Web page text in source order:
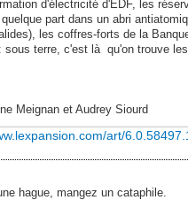
d'électricité d'EDF, les
part dans un abri
les coffres-forts de la
sous terre, c'est là qu'on trouve
Meignan et Audrey Siourd
art/
hague, mangez un cataphile.